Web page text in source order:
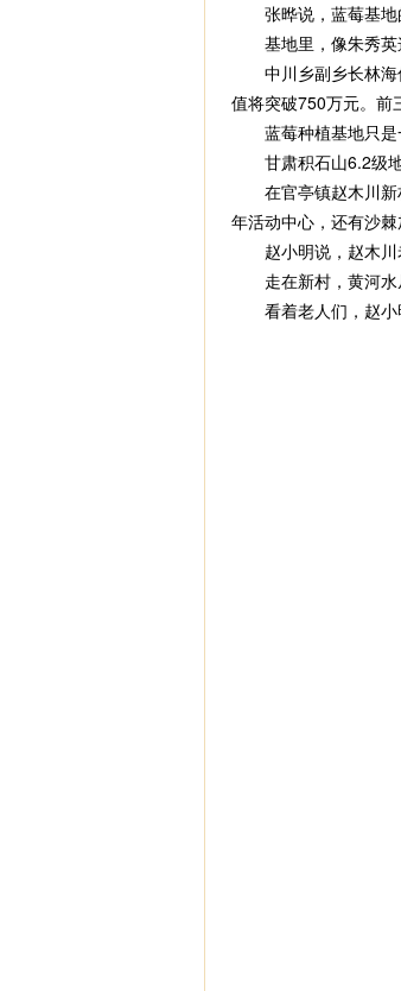
张晔说，蓝莓基地的
基地里，像朱秀英
中川乡副乡长林海
值将突破750万元。前
蓝莓种植基地只是
甘肃积石山6.2级地
在官亭镇赵木川新
年活动中心，还有沙
赵小明说，赵木川
走在新村，黄河水从
看着老人们，赵小